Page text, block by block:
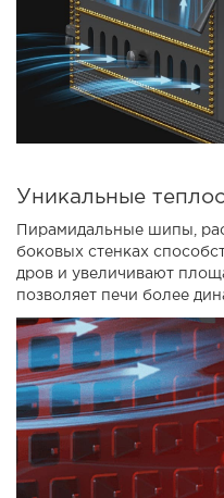
Уникальные
Пирамидальные шипы,
боковых стенках
дров и увеличивают
позволяет печи более